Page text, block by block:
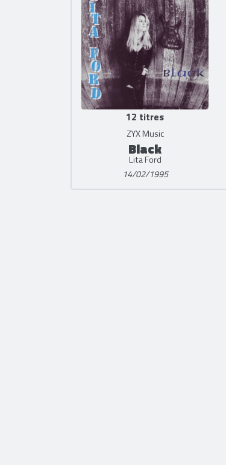
12 titres
ZYX Music
Black
Lita Ford
14/02/1995